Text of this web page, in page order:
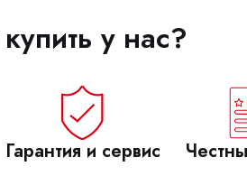
у нас?
Гарантия и сервис